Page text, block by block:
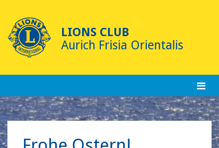
content
LIONS CLUB
Aurich Frisia Orientalis